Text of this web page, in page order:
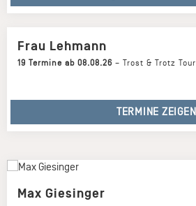
Frau Lehmann
19 Termine ab 08.08.26 – Trost & Trotz Tour
TERMINE ZEIGEN
11 Termine ab 08.08.26